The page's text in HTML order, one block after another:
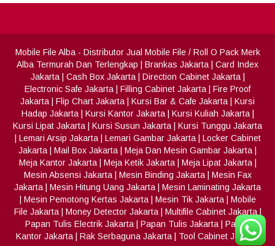
Mobile File Alba- Distributor Jual Mobile File / Roll O Pack Merk
Alba Termurah Dan Terlengkap
Brankas Jakarta
Card Index
Jakarta| Cash Box Jakarta| Direction Cabinet Jakarta|
Electronic Safe Jakarta
Filling Cabinet Jakarta
Fire Proof
Jakarta
Flip Chart Jakarta Kursi Bar & Cafe Jakarta
Kursi
Hadap Jakarta| Kursi Kantor Jakarta| Kursi Kuliah Jakarta|
Kursi Lipat Jakarta
Kursi Susun Jakarta
Kursi Tunggu Jakarta
Lemari Arsip Jakarta| Lemari Gambar Jakarta| Locker Cabinet
Jakarta
Mail Box Jakarta Meja Dan Mesin Gambar Jakarta
Meja Kantor Jakarta| Meja Ketik Jakarta| Meja Lipat Jakarta|
Mesin Absensi Jakarta| Mesin Binding Jakarta| Mesin Fax
Jakarta
Mesin Hitung Uang Jakarta
Mesin Laminating Jakarta
Mesin Pemotong Kertas Jakarta| Mesin Tik Jakarta| Mobile
File Jakarta| Money Detector Jakarta| Multifile Cabinet Jakarta|
Papan Tulis Electrik Jakarta
Papan Tulis Jakarta
Partisi
Kantor Jakarta
Rak Serbaguna Jakarta Tool Cabinet Jakarta